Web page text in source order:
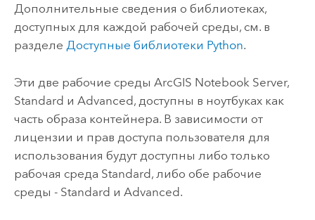
Дополнительные сведения о библиотеках,
доступных для каждой рабочей среды, см. в
разделе Доступные библиотеки Python.
Эти две рабочие среды ArcGIS Notebook Server,
Standard и Advanced, доступны в ноутбуках как
часть образа контейнера. В зависимости от
лицензии и прав доступа пользователя для
использования будут доступны либо только
рабочая среда Standard, либо обе рабочие
среды - Standard и Advanced.